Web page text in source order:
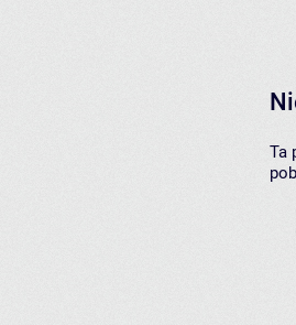
Ta